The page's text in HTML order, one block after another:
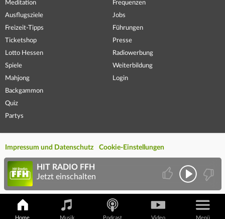
Meditation
Ausflugsziele
Freizeit-Tipps
Ticketshop
Lotto Hessen
Spiele
Mahjong
Backgammon
Quiz
Partys
Frequenzen
Jobs
Führungen
Presse
Radiowerbung
Weiterbildung
Login
Impressum und Datenschutz Cookie-Einstellungen
Home Musik Podcast Video Menü
HIT RADIO FFH
Jetzt einschalten